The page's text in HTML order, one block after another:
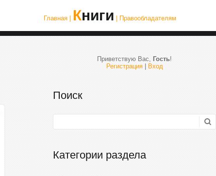
Главная | Книги | Правообладателям
Приветствую Вас, Гость!
Регистрация| Вход
Поиск
Категории раздела